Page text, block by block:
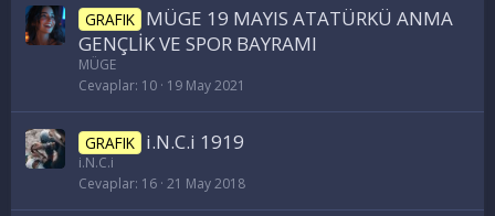
GRAFIK MÜGE 19 MAYIS ATATÜRKÜ ANMA
GENÇLİK VE SPOR BAYRAMI
MÜGE
Cevaplar 10 19 May 2021
GRAFIK i.N.C.i 1919
i.N.C.i
Cevaplar 16 21 May 2018